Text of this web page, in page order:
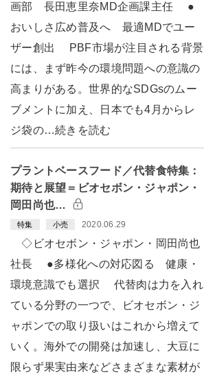
画部 長田恵里奈MD企画課主任 ●
おいしさ広め普及へ 最適MDでユー
ザー創出 PBF市場が注目される背景
には、まず昨今の環境問題への意識の
高まりがある。世界的なSDGsのムー
ブメントに加え、日本でも4月からレ
ジ袋の…続きを読む
プラントベースフード／代替食特集：
期待と展望＝ビオセボン・ジャポン・
岡田尚也…
特集 小売 2020.06.29
◇ビオセボン・ジャポン・岡田尚也
社長 ●多様化への対応図る 健康・
環境意識でも選択 代替肉は力を入れ
ている分野の一つで、ビオセボン・ジ
ャポンでの取り扱いはこれから増えて
いく。海外での開発は加速し、大豆に
限らず果実由来などさまざまな素材が